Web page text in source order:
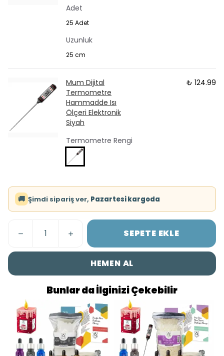
Adet
25 Adet
Uzunluk
25 cm
Mum Dijital
Termometre
Hammadde Isı
Ölçeri Elektronik
Siyah
₺ 124.99
Termometre Rengi
🚚 Şimdi sipariş ver, Pazartesi kargoda
SEPETE EKLE
HEMEN AL
Bunlar da İlginizi Çekebilir